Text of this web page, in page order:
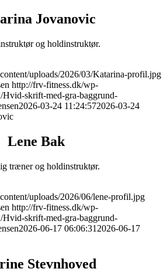
Jovanovic
og holdinstruktør.
uploads/2026/03/Katarina-profil.jpg
http://frv-fitness.dk/wp-
Hvid-skrift-med-gra-baggrund-
2026-03-24 11:24:572026-03-24
Lene Bak
træner og holdinstruktør.
uploads/2026/06/lene-profil.jpg
http://frv-fitness.dk/wp-
Hvid-skrift-med-gra-baggrund-
2026-06-17 06:06:31 2026-06-17
Stevnhoved